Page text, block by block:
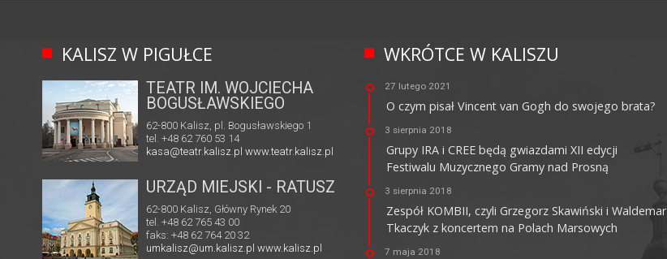
KALISZ W PIGUŁCE
TEATR IM. WOJCIECHA
BOGUSŁAWSKIEGO
62-800 Kalisz, pl. Bogusławskiego 1
tel. +48 62 760 53 14
kasa@teatr.kalisz.pl www.teatr.kalisz.pl
URZĄD MIEJSKI - RATUSZ
62-800 Kalisz, Główny Rynek 20
tel. +48 62 765 43 00
faks: +48 62 764 20 32
umkalisz@um.kalisz.pl www.kalisz.pl
WKRÓTCE W KALISZU
27 lutego 2021
O czym pisał Vincent van Gogh do swojego brata?
3 sierpnia 2018
Grupy IRA i CREE będą gwiazdami XII edycji
Festiwalu Muzycznego Gramy nad Prosną
3 sierpnia 2018
Zespół KOMBII, czyli Grzegorz Skawiński i Waldemar
Tkaczyk z koncertem na Polach Marsowych
7 maja 2018